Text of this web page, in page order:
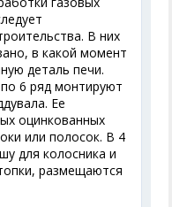
В них
в какой момент
деталь печи.
6 ряд монтируют
Ее
оцинкованных
или полосок. В 4
для колосника и
размещаются